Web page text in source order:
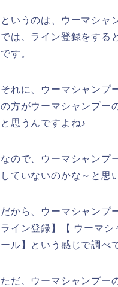
というのは、ウーマシャ
では、ライン登録をする
です。
それに、ウーマシャンプ
の方がウーマシャンプー
と思うんですよね♪
なので、ウーマシャンプ
していないのかな～と思
だから、ウーマシャンプ
ライン登録】【 ウーマ
ール】という感じで調べ
ただ、ウーマシャンプー